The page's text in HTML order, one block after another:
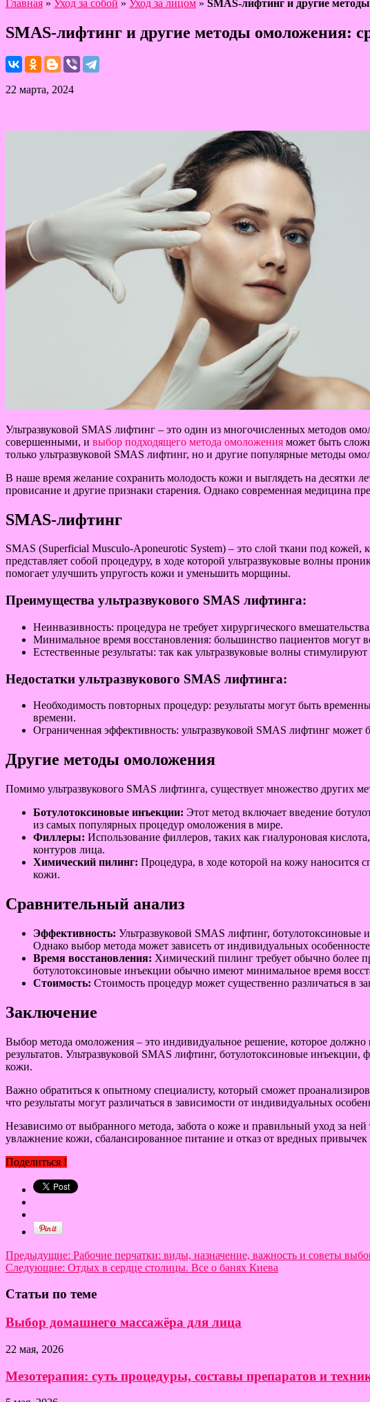
Главная » Уход за собой » Уход за лицом » SMAS-лифтинг и другие
SMAS-лифтинг и другие методы омоложения:
22 марта, 2024
Ультразвуковой SMAS лифтинг – это один из многочисленных методов
совершенными, и выбор подходящего метода омоложения может быть
только ультразвуковой SMAS лифтинг, но и другие популярные методы
В наше время желание сохранить молодость кожи и выглядеть на десятки
провисание и другие признаки старения. Однако современная медицина
SMAS-лифтинг
SMAS (Superficial Musculo-Aponeurotic System) – это слой ткани под
представляет собой процедуру, в ходе которой ультразвуковые волны
помогает улучшить упругость кожи и уменьшить морщины.
Преимущества ультразвукового SMAS лифтинга:
Неинвазивность: процедура не требует хирургического
Минимальное время восстановления: большинство пациентов могут
Естественные результаты: так как ультразвуковые волны
Недостатки ультразвукового SMAS лифтинга:
Необходимость повторных процедур: результаты могут быть
времени.
Ограниченная эффективность: ультразвуковой SMAS лифтинг
Другие методы омоложения
Помимо ультразвукового SMAS лифтинга, существует множество других
Ботулотоксиновые инъекции: Этот метод включает введение
из самых популярных процедур омоложения в мире.
Филлеры: Использование филлеров, таких как гиалуроновая
контуров лица.
Химический пилинг: Процедура, в ходе которой на кожу наносится
кожи.
Сравнительный анализ
Эффективность: Ультразвуковой SMAS лифтинг,
Однако выбор метода может зависеть от индивидуальных
Время восстановления: Химический пилинг требует обычно более
ботулотоксиновые инъекции обычно имеют минимальное время
Стоимость: Стоимость процедур может существенно различаться в
Заключение
Выбор метода омоложения – это индивидуальное решение, которое
результатов. Ультразвуковой SMAS лифтинг, ботулотоксиновые
кожи.
Важно обратиться к опытному специалисту, который сможет
что результаты могут различаться в зависимости от индивидуальных
Независимо от выбранного метода, забота о коже и правильный уход за
увлажнение кожи, сбалансированное питание и отказ от вредных
Поделиться !
Предыдущие: Рабочие перчатки: виды, назначение, важность и советы
Следующие: Отдых в сердце столицы. Все о банях Киева
Статьи по теме
Выбор домашнего массажёра для лица
22 мая, 2026
Мезотерапия: суть процедуры, составы препаратов и